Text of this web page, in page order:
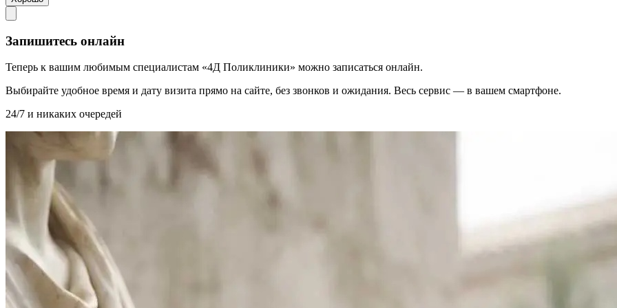
Запишитесь онлайн
Теперь к вашим любимым специалистам «4Д Поликлиники» можно записаться онлайн.
Выбирайте удобное время и дату визита прямо на сайте, без звонков и ожидания. Весь сервис — в вашем смартфоне.
24/7 и никаких очередей